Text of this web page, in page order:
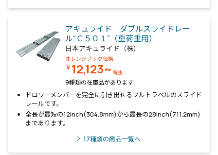
アキュライド ダブルスライドレー
ル“Ｃ５０１”（重荷重用）
日本アキュライド（株）
オレンジブック価格
￥12,123~ 税抜
9種類の在庫品があります
ドロワーメンバーを完全に引き出せるフルトラベルのスライド
レールです。
全長が最短の12inch(304.8mm)から最長の28inch(711.2mm)
まであります。
17種類の商品一覧へ